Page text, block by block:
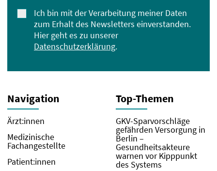
Ich bin mit der Verarbeitung meiner Daten
zum Erhalt des Newsletters einverstanden.
Hier geht es zu unserer
Datenschutzerklärung.
Navigation
Ärzt:innen
Medizinische
Fachangestellte
Patient:innen
Top-Themen
GKV-Sparvorschläge
gefährden Versorgung in
Berlin –
Gesundheitsakteure
warnen vor Kipppunkt
des Systems